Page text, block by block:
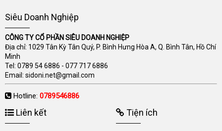
Siêu Doanh Nghiệp
CÔNG TY CỔ PHẦN SIÊU DOANH NGHIỆP
Địa chỉ: 1029 Tân Kỳ Tân Quý, P. Bình Hưng Hòa A, Q. Bình Tân, Hồ Chí
Minh
Tel: 0789 54 6886 - 077 717 6886
Email: sidoni.net@gmail.com
Hotline: 0789546886
Liên kết Tiện ích